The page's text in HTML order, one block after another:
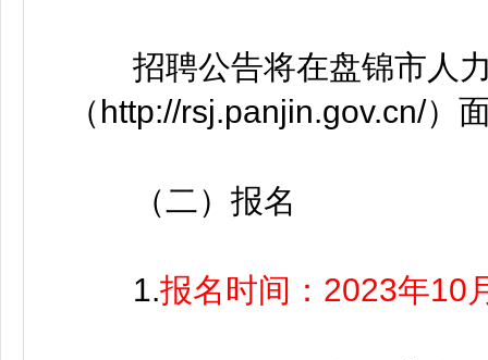
招聘公告将在盘锦市人力
（http://rsj.panjin.gov.cn/）
（二）报名
1.报名时间：2023年10